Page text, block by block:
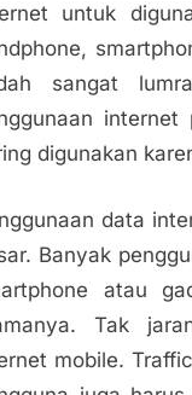
untuk
sangat
internet
digunakan
data
Banyak
atau
Tak
mobile.